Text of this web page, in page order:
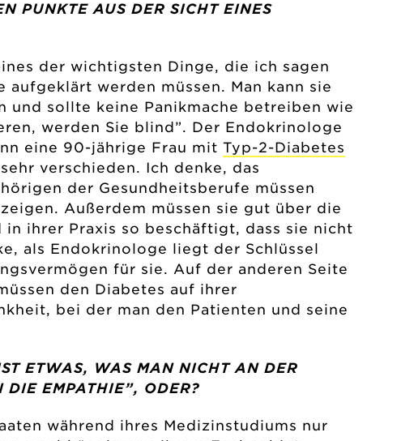
PUNKTE AUS DER SICHT EINES
der wichtigsten Dinge, die ich sagen
werden müssen. Man kann sie
und sollte keine Panikmache betreiben wie
werden Sie blind”. Der Endokrinologe
eine 90-jährige Frau mit Typ-2-Diabetes
verschieden. Ich denke, das
der Gesundheitsberufe müssen
Außerdem müssen sie gut über die
ihrer Praxis so beschäftigt, dass sie nicht
als Endokrinologe liegt der Schlüssel
für sie. Auf der anderen Seite
den Diabetes auf ihrer
bei der man den Patienten und seine
ETWAS, WAS MAN NICHT AN DER
DIE EMPATHIE”, ODER?
während ihres Medizinstudiums nur